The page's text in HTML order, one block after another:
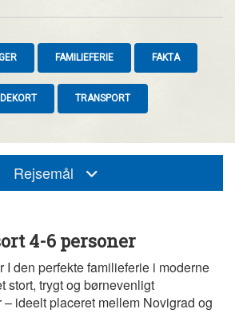
FAMILIEFERIE FAKTA
TRANSPORT
Rejsemål
4-6 personer
I den perfekte familieferie i moderne
stort, trygt og børnevenligt
– ideelt placeret mellem Novigrad og